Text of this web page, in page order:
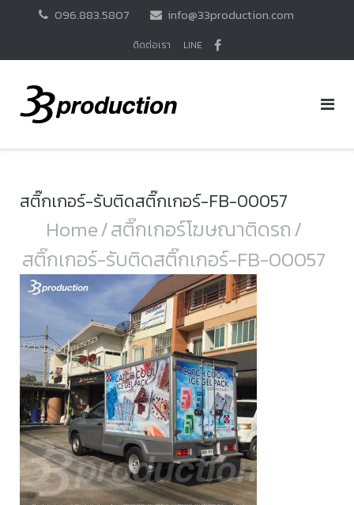
096.883.5807 info@33production.com
ติดต่อเรา LINE
สติ๊กเกอร์-รับติดสติ๊กเกอร์-FB-00057
Home/สติ๊กเกอร์โฆษณาติดรถ/
สติ๊กเกอร์-รับติดสติ๊กเกอร์-FB-00057